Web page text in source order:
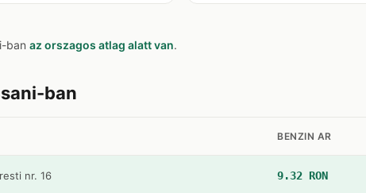
ban az orszagos atlag alatt van.
ban
BENZIN AR
nr. 16 9.32 RON